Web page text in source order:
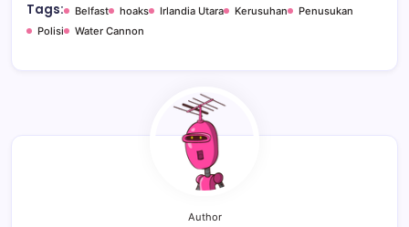
Tags: Belfast hoaks Irlandia Utara Kerusuhan
Penusukan
Polisi
Water Cannon
Author